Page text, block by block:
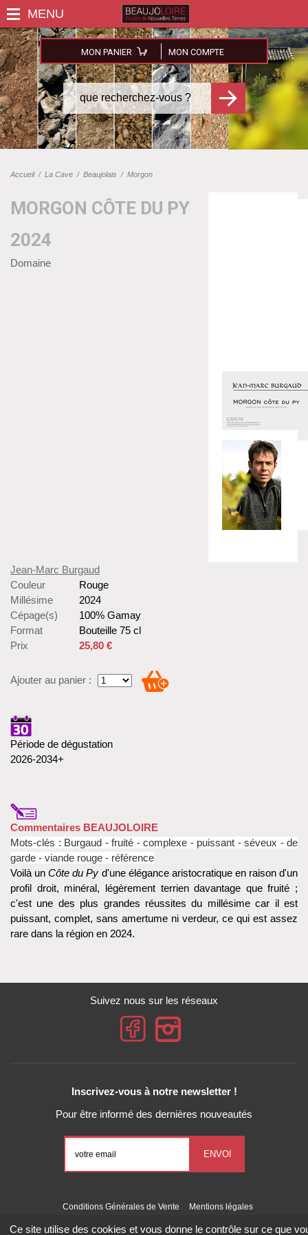
MON PANIER MON COMPTE
Accueil/ La Cave / Beaujolais / Morgon
MORGON CÔTE DU PY
2024
Domaine
Jean-Marc Burgaud
Couleur
Rouge
Millésime
2024
Cépage(s)
100% Gamay
Format
Bouteille 75 cl
Prix
25,80 €
Ajouter au panier :
Période de dégustation
2026-2034+
Commentaires BEAUJOLOIRE
Mots-clés : Burgaud - fruité - complexe - puissant - séveux - de
garde - viande rouge - référence
Voilà unCôte du Py d'une élégance aristocratique en raison d'un
profil droit, minéral, légèrement terrien davantage que fruité ;
c'est une des plus grandes réussites du millésime car il est
puissant, complet, sans amertume ni verdeur, ce qui est assez
rare dans la région en 2024.
Suivez nous sur les réseaux
Inscrivez-vous à notre newsletter !
Pour être informé des dernières nouveautés
Conditions Générales de Vente
Mentions légales
Ce site utilise des cookies et vous donne le contrôle sur ce que